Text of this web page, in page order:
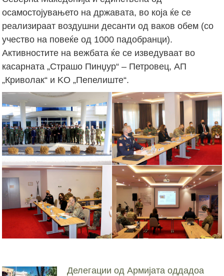
осамостојувањето на државата, во која ќе се
реализираат воздушни десанти од ваков обем (со
учество на повеќе од 1000 падобранци).
Активностите на вежбата ќе се изведуваат во
касарната „Страшо Пинџур“ – Петровец, АП
„Криволак“ и KO „Пепелиште“.
Делегации од Армијата оддадоа